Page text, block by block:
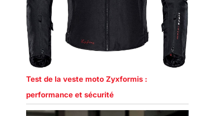
Test de la veste moto Zyxformis :
performance et sécurité